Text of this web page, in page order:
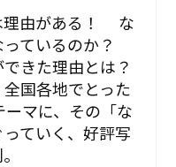
理由がある！ な
ているのか？
きた理由とは？
国各地でとった
マに、その「な
ていく、好評写